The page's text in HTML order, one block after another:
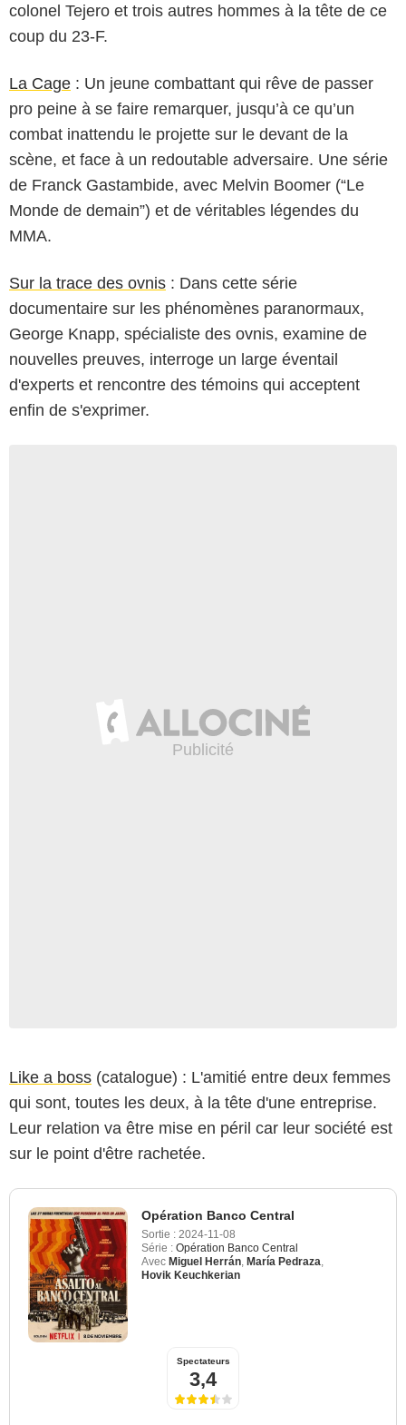
colonel Tejero et trois autres hommes à la tête de ce
coup du 23-F.
La Cage : Un jeune combattant qui rêve de passer
pro peine à se faire remarquer, jusqu’à ce qu’un
combat inattendu le projette sur le devant de la
scène, et face à un redoutable adversaire. Une série
de Franck Gastambide, avec Melvin Boomer (“Le
Monde de demain”) et de véritables légendes du
MMA.
Sur la trace des ovnis : Dans cette série
documentaire sur les phénomènes paranormaux,
George Knapp, spécialiste des ovnis, examine de
nouvelles preuves, interroge un large éventail
d'experts et rencontre des témoins qui acceptent
enfin de s'exprimer.
Like a boss (catalogue) : L'amitié entre deux femmes
qui sont, toutes les deux, à la tête d'une entreprise.
Leur relation va être mise en péril car leur société est
sur le point d'être rachetée.
Opération Banco Central
Sortie : 2024-11-08
Série : Opération Banco Central
Avec Miguel Herrán María Pedraza
Hovik Keuchkerian
Spectateurs
3,4